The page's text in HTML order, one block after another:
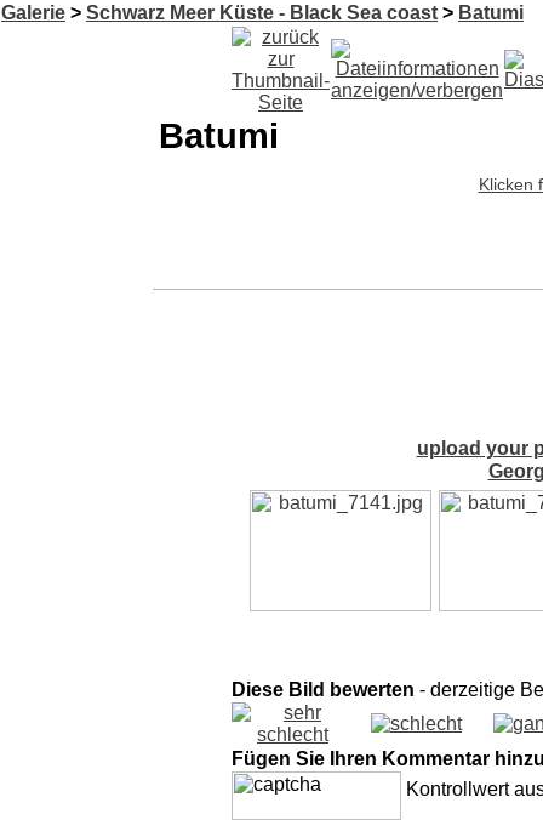
Galerie > Schwarz Meer Küste - Black Sea coast > Batumi
Batumi
Klicken
upload your
Diese Bild bewerten - derzeitige
Fügen Sie Ihren Kommentar
Kontrollwert